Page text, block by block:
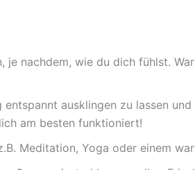
je nachdem, wie du dich fühlst.
ausklingen zu lassen
am besten funktioniert!
Meditation, Yoga oder einem